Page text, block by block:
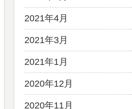
2021年4月
2021年3月
2021年1月
2020年12月
2020年11月